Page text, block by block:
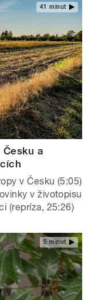
41 minut
a
v Česku (5:05)
v životopisu
(repríza, 25:26)
5 minut